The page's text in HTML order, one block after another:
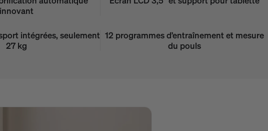
innovant
intégrées, seulement
27 kg
12 programmes d’entraînement et mesure
du pouls